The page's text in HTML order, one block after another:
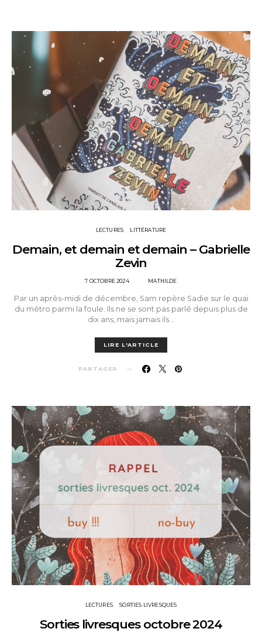
LECTURES LITTÉRATURE
Demain, et demain et demain – Gabrielle
Zevin
POSTED
7 OCTOBRE 2024 MATHILDE
Par un après-midi de décembre, Sam repère Sadie sur le quai
du métro parmi la foule. Ils ne se sont pas parlé depuis plus de
dix ans, mais jamais ils…
LIRE L'ARTICLE
PARTAGER
LECTURES SORTIES LIVRESQUES
Sorties livresques octobre 2024